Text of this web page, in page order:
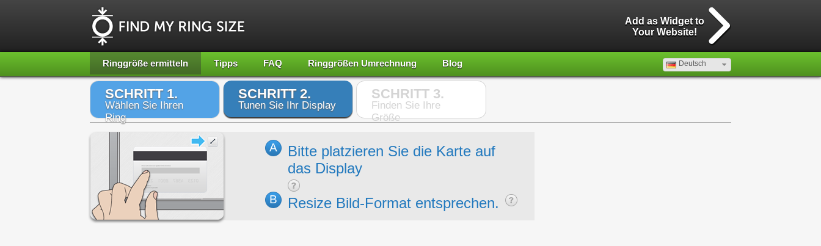
Add as Widget to
Your Website!
Ringgröße ermitteln Tipps FAQ Ringgrößen Umrechnung Blog Deutsch
SCHRITT 1.
Wählen Sie Ihren
Ring
SCHRITT 2.
Tunen Sie Ihr Display
SCHRITT 3.
Finden Sie Ihre
Größe
A
Bitte platzieren Sie die Karte auf
das Display
B Resize Bild-Format entsprechen.